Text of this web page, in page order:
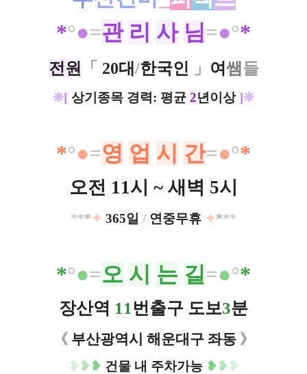
*​°●=관 리 사 님=●°*
전원 「 20대/한국인 」 여쌤 들
❋[ 상기종목 경력: 평균 2년이상]❋
*​°●=영 업 시 간=●°*
오전 11시 ~ 새벽 5시
***✦ 365일 / 연중무휴 ✦***
*°●=오 시 는 길=●°*
장산역 11번출구 도보3분
《 부산광역시 해운대구 좌동》
❥ ❥❥ 건물 내 주차가능 ❥❥❥